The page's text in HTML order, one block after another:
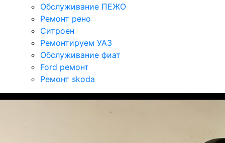
Обслуживание ПЕЖО
Ремонт рено
Ситроен
Ремонтируем УАЗ
Обслуживание фиат
Ford ремонт
Ремонт skoda